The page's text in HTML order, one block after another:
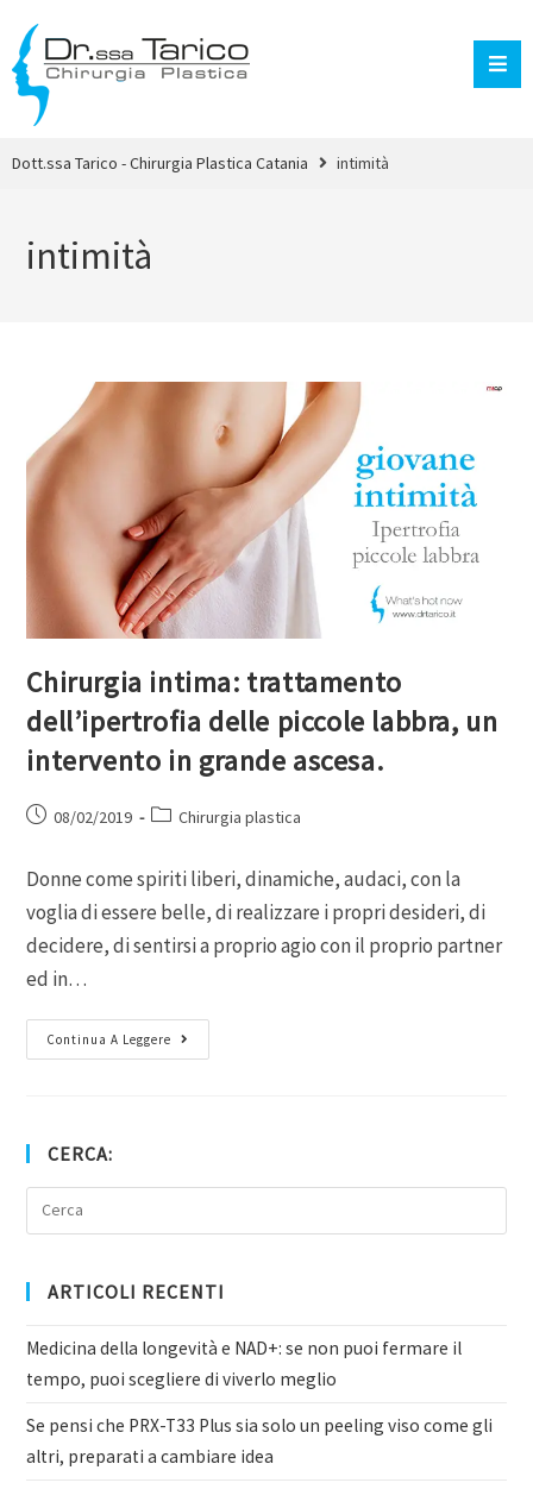
Dott.ssa Tarico - Chirurgia Plastica Catania intimità
intimità
Chirurgia intima: trattamento
dell’ipertrofia delle piccole labbra, un
intervento in grande ascesa.
08/02/2019 Chirurgia plastica
Donne come spiriti liberi, dinamiche, audaci, con la
voglia di essere belle, di realizzare i propri desideri, di
decidere, di sentirsi a proprio agio con il proprio partner
ed in…
Continua A Leggere
CERCA:
ARTICOLI RECENTI
Medicina della longevità e NAD+: se non puoi fermare il
tempo, puoi scegliere di viverlo meglio
Se pensi che PRX-T33 Plus sia solo un peeling viso come gli
altri, preparati a cambiare idea